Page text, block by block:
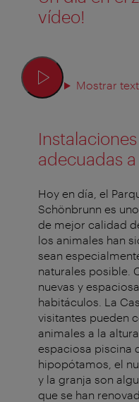
vídeo!
Mostrar
adecuadas
Hoy en día, el
Schönbrunn es
de mejor calidad
los animales han
sean
naturales posible.
nuevas y
habitáculos. La
visitantes pueden
animales a la
espaciosa piscina
hipopótamos, el
y la granja son
que se han